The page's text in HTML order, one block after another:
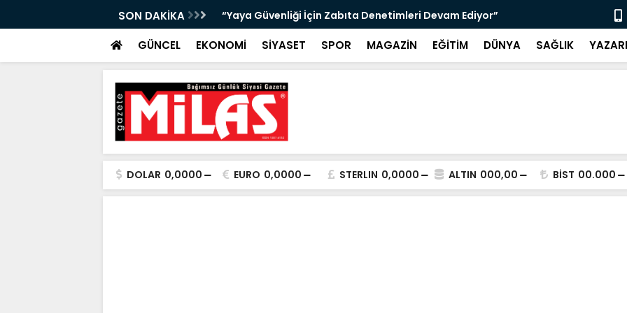
SON DAKİKA
Denetimleri Devam Ediyor” "Bir Sonraki Yangını Bugün Önleyebiliriz" Çağrısı Selahattin
GÜNCEL EKONOMİ SİYASET SPOR MAGAZİN EĞİTİM DÜNYA SAĞLIK
DOLAR 0,0000 EURO 0,0000 STERLIN 0,0000 ALTIN 000,00 BİST 00.000